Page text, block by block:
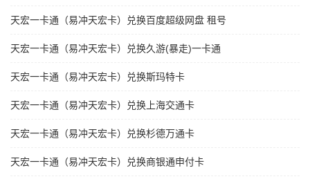
天宏一卡通（易冲天宏卡）兑换百度超级网盘 租号
天宏一卡通（易冲天宏卡）兑换久游(暴走)一卡通
天宏一卡通（易冲天宏卡）兑换斯玛特卡
天宏一卡通（易冲天宏卡）兑换上海交通卡
天宏一卡通（易冲天宏卡）兑换杉德万通卡
天宏一卡通（易冲天宏卡）兑换商银通申付卡